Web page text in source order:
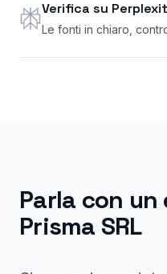
Verifica su
Le fonti in chiaro,
Parla con
Prisma SRL